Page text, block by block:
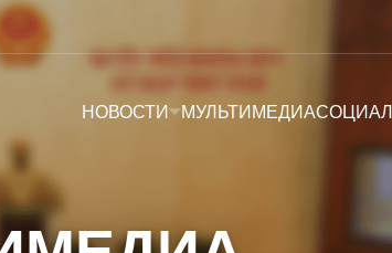
НОВОСТИ МУЛЬТИМЕДИА